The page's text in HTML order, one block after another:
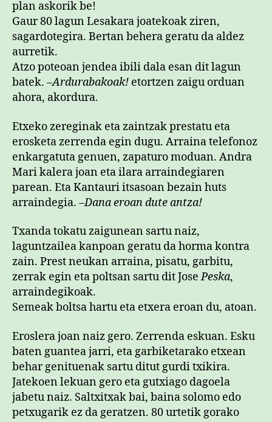
plan askorik be!
Gaur 80 lagun Lesakara joatekoak ziren,
sagardotegira. Bertan behera geratu da aldez
aurretik.
Atzo poteoan jendea ibili dala esan dit lagun
batek. –Ardurabakoak! etortzen zaigu orduan
ahora, akordura.
Etxeko zereginak eta zaintzak prestatu eta
erosketa zerrenda egin dugu. Arraina telefonoz
enkargatuta genuen, zapaturo moduan. Andra
Mari kalera joan eta ilara arraindegiaren
parean. Eta Kantauri itsasoan bezain huts
arraindegia. –Dana eroan dute antza!
Txanda tokatu zaigunean sartu naiz,
laguntzailea kanpoan geratu da horma kontra
zain. Prest neukan arraina, pisatu, garbitu,
zerrak egin eta poltsan sartu dit JosePeska,
arraindegikoak.
Semeak boltsa hartu eta etxera eroan du, atoan.
Eroslera joan naiz gero. Zerrenda eskuan. Esku
baten guantea jarri, eta garbiketarako etxean
behar genituenak sartu ditut gurdi txikira.
Jatekoen lekuan gero eta gutxiago dagoela
jabetu naiz. Saltxitxak bai, baina solomo edo
petxugarik ez da geratzen. 80 urtetik gorako